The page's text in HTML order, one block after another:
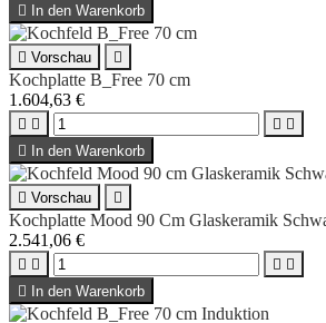
 In den Warenkorb
 Vorschau 
Kochplatte B_Free 70 cm
1.604,63 €
   
 In den Warenkorb
 Vorschau 
Kochplatte Mood 90 Cm Glaskeramik
2.541,06 €
   
 In den Warenkorb